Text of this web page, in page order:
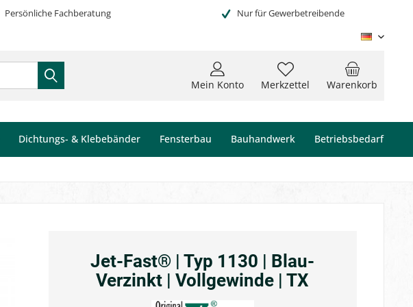
Persönliche Fachberatung Nur für Gewerbetreibende
Warenkorb
Merkzettel
Mein Konto
Dichtungs- & Klebebänder Fensterbau Bauhandwerk Betriebsbedarf
Jet-Fast® | Typ 1130 | Blau-
Verzinkt | Vollgewinde | TX